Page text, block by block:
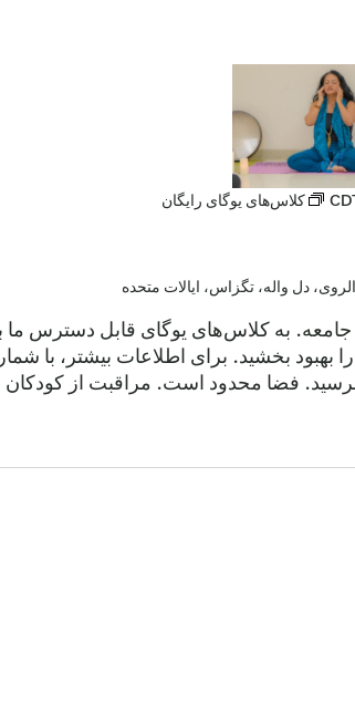
کلاس‌های یوگای رایگان
جامعه. به کلاس‌های یوگای قابل دسترس
برسید. فضا محدود است. مراقبت از